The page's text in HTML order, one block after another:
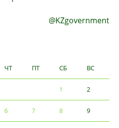
@KZgovernment
ЧТ ПТ СБ ВС
1 2
6 7 8 9